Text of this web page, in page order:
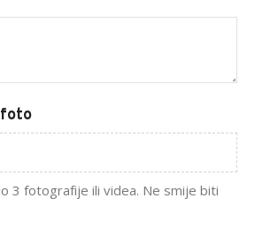
3 fotografije ili videa. Ne smije biti